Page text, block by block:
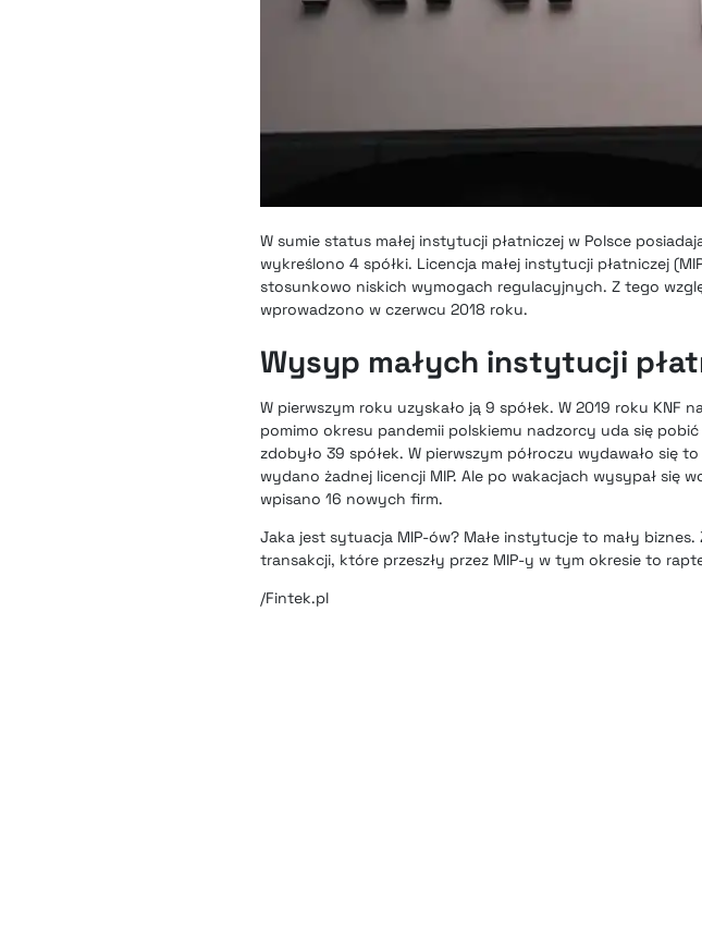
W sumie status małej instytucji płatniczej w Polsce
wykreślono 4 spółki. Licencja małej instytucji płatniczej
stosunkowo niskich wymogach regulacyjnych. Z tego
wprowadzono w czerwcu 2018 roku.
Wysyp małych instytucji
W pierwszym roku uzyskało ją 9 spółek. W 2019 roku KNF
pomimo okresu pandemii polskiemu nadzorcy uda się
zdobyło 39 spółek. W pierwszym półroczu wydawało się
wydano żadnej licencji MIP. Ale po wakacjach wysypał się
wpisano 16 nowych firm.
Jaka jest sytuacja MIP-ów? Małe instytucje to mały
transakcji, które przeszły przez MIP-y w tym okresie to
/Fintek.pl